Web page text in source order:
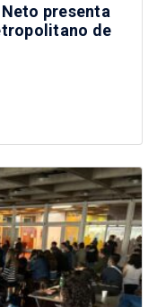
presenta
de